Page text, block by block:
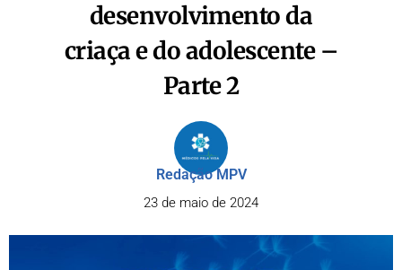
desenvolvimento da
criaça e do adolescente –
Parte 2
Redação MPV
23 de maio de 2024